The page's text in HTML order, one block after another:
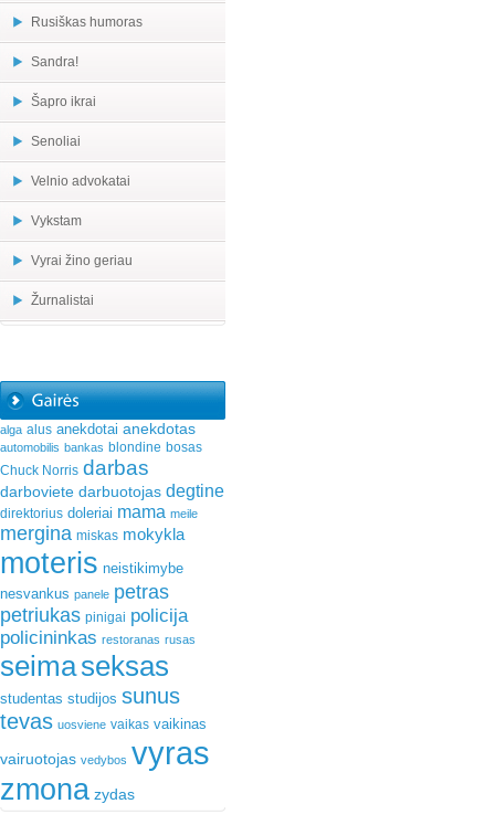
Rusiškas humoras
Sandra!
Šapro ikrai
Senoliai
Velnio advokatai
Vykstam
Vyrai žino geriau
Žurnalistai
alga alus anekdotai anekdotas
automobilis bankas blondine bosas
Chuck Norris darbas
darboviete darbuotojas degtine
direktorius doleriai mama meile
mergina miskas mokykla
moteris neistikimybe
nesvankus panele petras
petriukas pinigai policija
policininkas restoranas rusas
seimaseksas
studentas studijos sunus
tevas uosviene vaikas vaikinas
vairuotojas vedybos vyras
zmona zydas